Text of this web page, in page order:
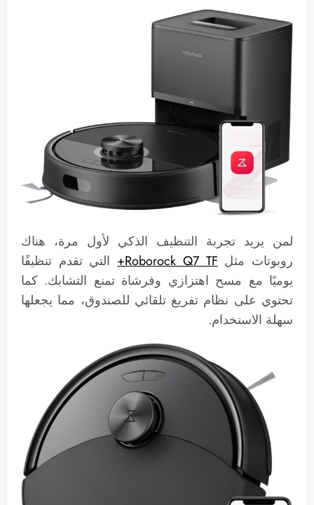
لمن يريد تجربة التنظيف الذكي لأول مرة، هناك
روبوتات مثل Roborock Q7 TF+
التي تقدم تنظيفًا
يوميًا مع مسح اهتزازي وفرشاة تمنع التشابك. كما
تحتوي على نظام تفريغ تلقائي للصندوق، مما يجعلها
سهلة الاستخدام.